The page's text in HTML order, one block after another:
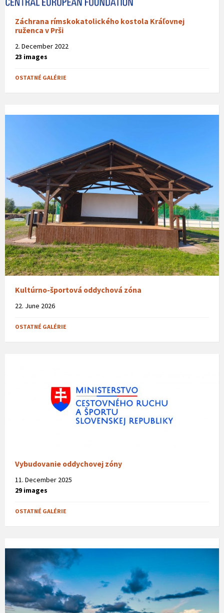
Záchrana rímskokatolického kostola Kráľovnej
ruženca v Prši
2. December 2022
23 images
OSTATNÉ GALÉRIE
Kultúrno-športová oddychová zóna
22. June 2026
OSTATNÉ GALÉRIE
Vybudovanie oddychovej zóny
11. December 2025
29 images
OSTATNÉ GALÉRIE